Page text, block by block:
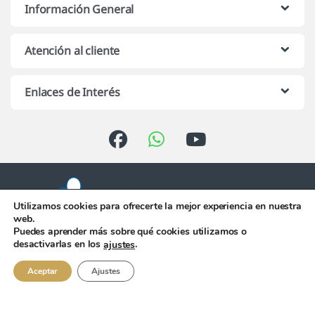
Información General
Atención al cliente
Enlaces de Interés
Atención telefónica de 10:00 h.
956 344 058
Utilizamos cookies para ofrecerte la mejor experiencia en nuestra
web.
Puedes aprender más sobre qué cookies utilizamos o
desactivarlas en losajustes.
Aceptar Ajustes